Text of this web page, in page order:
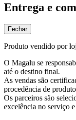
Entrega e
Fechar
Produto vendido por
O Magalu se
até o destino final.
As vendas são
procedência de
Os parceiros são
excelência no serviço